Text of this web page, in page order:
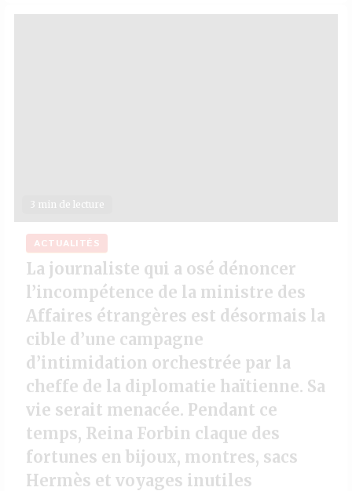
3 min de lecture
ACTUALITÉS
La journaliste qui a osé dénoncer
l’incompétence de la ministre des
Affaires étrangères est désormais la
cible d’une campagne
d’intimidation orchestrée par la
cheffe de la diplomatie haïtienne. Sa
vie serait menacée. Pendant ce
temps, Reina Forbin claque des
fortunes en bijoux, montres, sacs
Hermès et voyages inutiles